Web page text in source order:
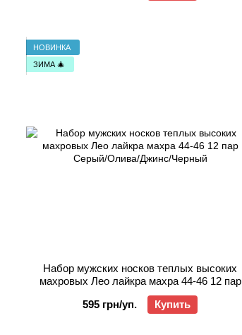
НОВИНКА
ЗИМА 🎄
Набор мужских носков теплых высоких
махровых Лео лайкра махра 44-46 12 пар
Серый/Олива/Джинс/Черный
595 грн/уп.
Купить